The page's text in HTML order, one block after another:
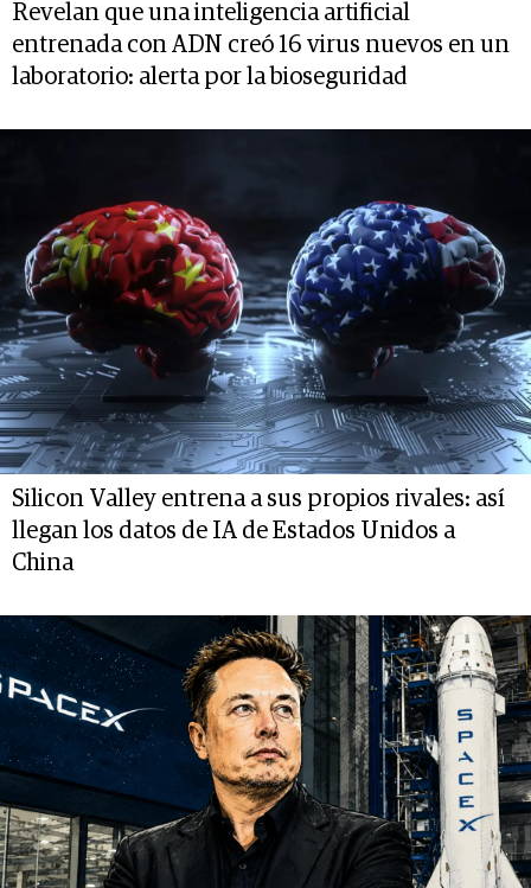
Revelan que una inteligencia artificial
entrenada con ADN creó 16 virus nuevos en un
laboratorio: alerta por la bioseguridad
Silicon Valley entrena a sus propios rivales: así
llegan los datos de IA de Estados Unidos a
China